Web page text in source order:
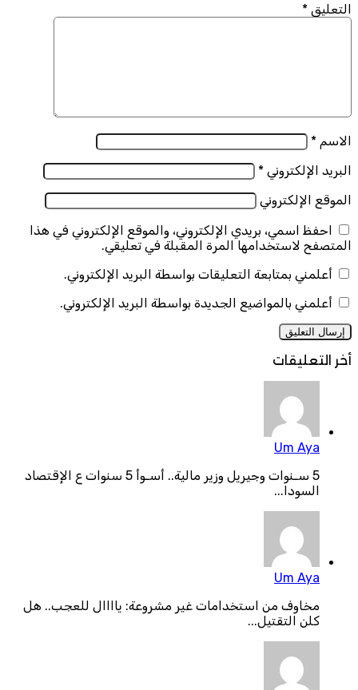
التعليق *
الاسم *
البريد الإلكتروني *
الموقع الإلكتروني
احفظ اسمي، بريدي الإلكتروني، والموقع الإلكتروني في هذا
المتصفح لاستخدامها المرة المقبلة في تعليقي.
أعلمني بمتابعة التعليقات بواسطة البريد الإلكتروني.
أعلمني بالمواضيع الجديدة بواسطة البريد الإلكتروني.
أخر التعليقات
Um Aya
5 سـنوات وجيريل وزير مالية.. أسـوأ 5 سنوات ع الإقتصاد
السودا...
Um Aya
مخاوف من استخدامات غير مشروعة: ياااال للعجب.. هل
كلن التقتيل...